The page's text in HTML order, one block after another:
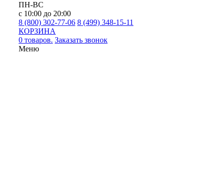
ПН-ВС
с 10:00 до 20:00
8 (800) 302-77-06 8 (499) 348-15-11
КОРЗИНА
0 товаров. Заказать звонок
Меню